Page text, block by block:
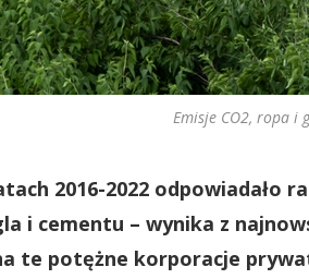
Emisje CO2, ropa i
2016-2022 odpowiadało
i cementu – wynika z
te potężne korporacje